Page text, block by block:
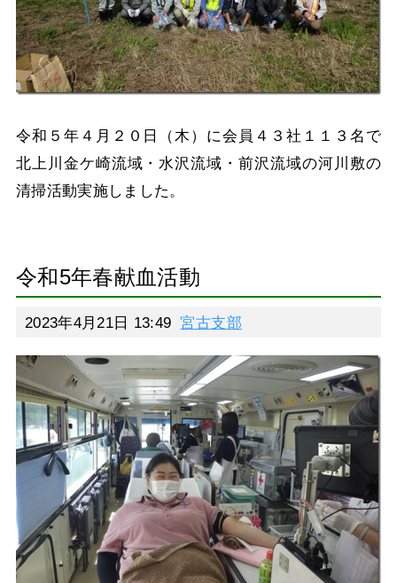
令和５年４月２０日（木）に会員４３社１１３名で
北上川金ケ崎流域・水沢流域・前沢流域の河川敷の
清掃活動実施しました。
令和5年春献血活動
2023年4月21日 13:49 宮古支部